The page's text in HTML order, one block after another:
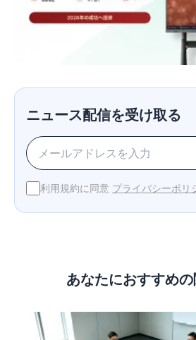
ニュース配信を受け取る
利用規約に同意 プライバシーポリ
あなたにおすすめ